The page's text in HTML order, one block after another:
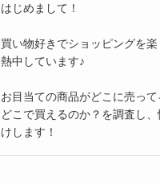
はじめまして！
買い物好きでショッピングを楽
熱中しています♪
お目当ての商品がどこに売って
どこで買えるのか？を調査し
けします！